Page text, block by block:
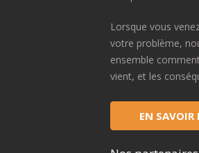
Lorsque vous
votre problème,
ensemble
vient, et les
EN SAVOIR